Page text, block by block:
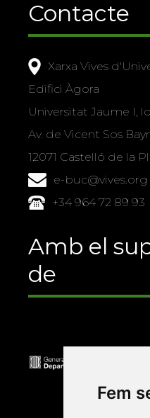
Fem
Contacte
Xarxa Vives
Edifici Àgora
Universitat Jaume I,
Av. de Vicent Sos
12071 Castelló de la
e-buc@vives.org
+34 964 72 89 93
Amb el
de